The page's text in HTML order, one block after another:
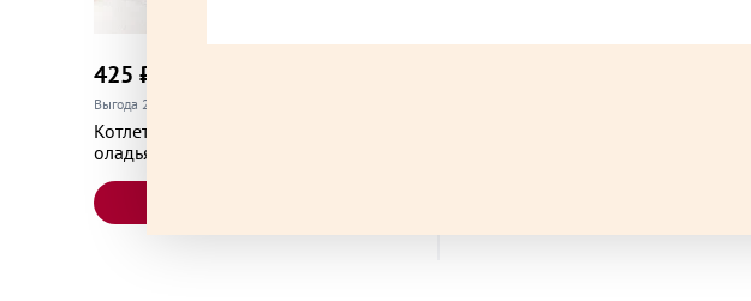
Одинцово, Московская область, улица Маршала Жукова, 32
Тверь, Тверская область, проспект Калинина, 9
425 ₽
Выгода 25% при покупке от 2 шт.
Котлета по-киевски с картофельными
оладьями 300 г